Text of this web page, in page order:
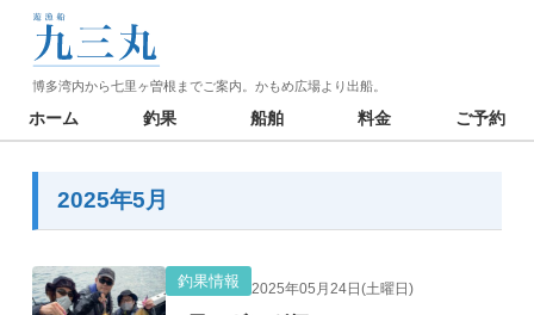
博多湾内から七里ヶ曽根までご案内。かもめ広場より出船。
ホーム 釣果 船舶 料金 ご予約
2025年5月
釣果情報 2025年05月24日(土曜日)